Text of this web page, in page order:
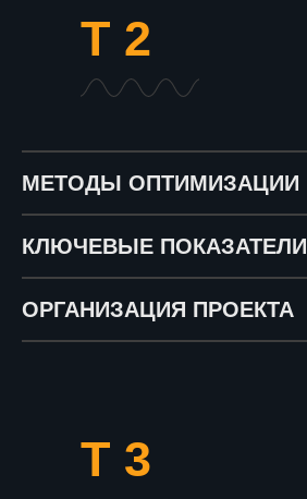
Т 2
МЕТОДЫ ОПТИМИЗАЦИИ
КЛЮЧЕВЫЕ ПОКАЗАТЕЛИ
ОРГАНИЗАЦИЯ ПРОЕКТА
Т 3